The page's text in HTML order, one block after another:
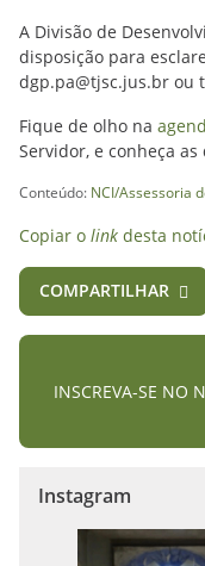
A Divisão de
disposição para
dgp.pa@tjsc.jus.br ou
Fique de olho na
Servidor, e conheça
Conteúdo: NCI/Assessoria
Copiar o link desta
COMPARTILHAR
INSCREVA-SE NO
Instagram